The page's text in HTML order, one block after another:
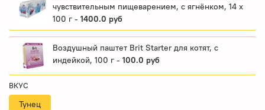
чувствительным пищеварением, с ягнёнком, 14 x
100 г - 1400.0 руб
Воздушный паштет Brit Starter для котят, с
индейкой, 100 г - 100.0 руб
ВКУС
Тунец